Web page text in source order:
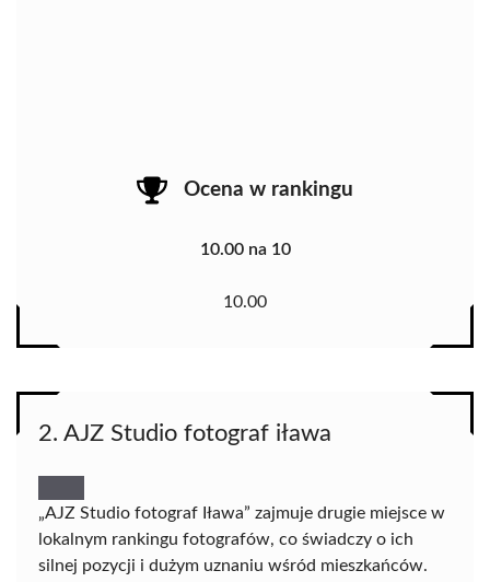
Ocena w rankingu
10.00 na 10
10.00
2. AJZ Studio fotograf iława
„AJZ Studio fotograf Iława” zajmuje drugie miejsce w
lokalnym rankingu fotografów, co świadczy o ich
silnej pozycji i dużym uznaniu wśród mieszkańców.